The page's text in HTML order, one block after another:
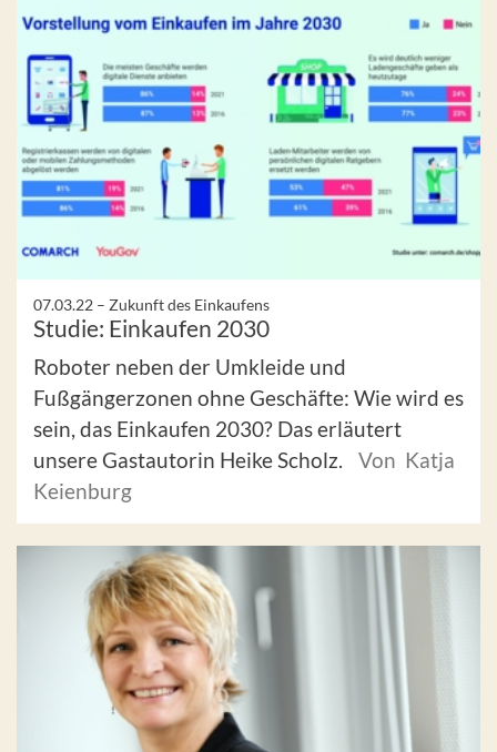
07.03.22 – Zukunft des Einkaufens
Studie: Einkaufen 2030
Roboter neben der Umkleide und
Fußgängerzonen ohne Geschäfte: Wie wird es
sein, das Einkaufen 2030? Das erläutert
unsere Gastautorin Heike Scholz.
Von Katja
Keienburg